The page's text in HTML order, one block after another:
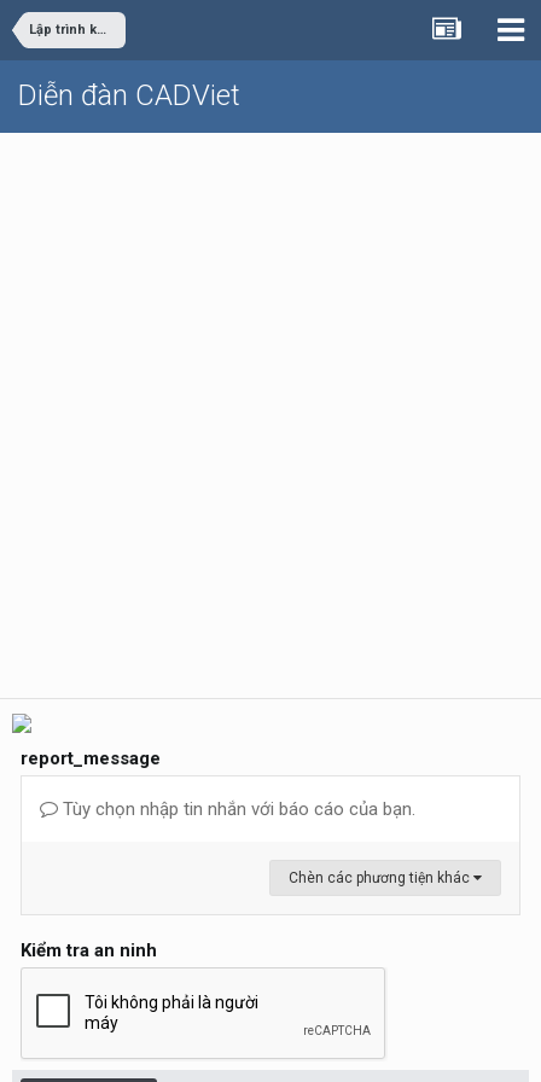
Lập trình khác
Diễn đàn CADViet
report_message
Tùy chọn nhập tin nhắn với báo cáo của bạn.
Chèn các phương tiện khác
Kiểm tra an ninh